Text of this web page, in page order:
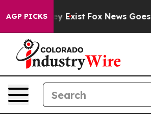
AGP PICKS
Proof They Exist Fox News Goes